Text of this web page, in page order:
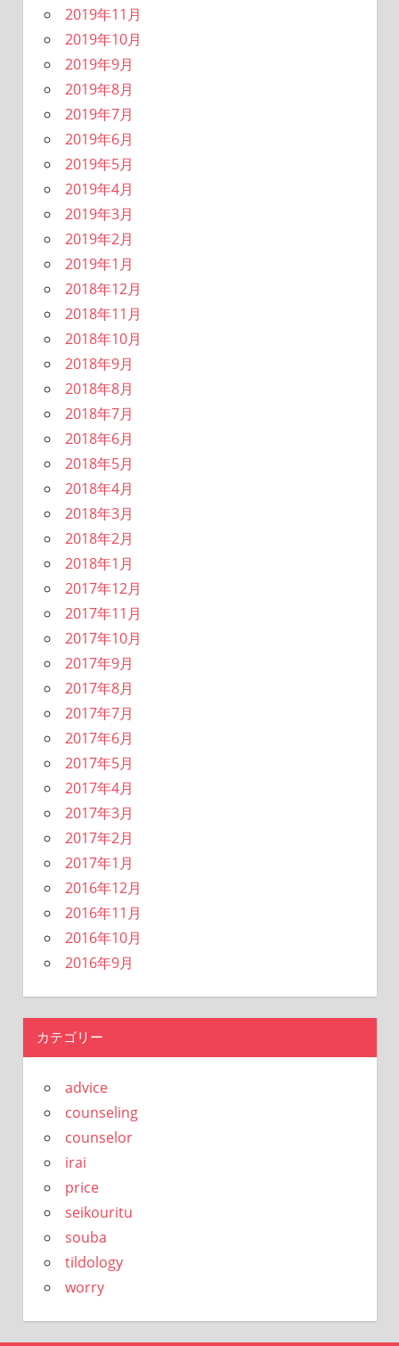
2019年11月
2019年10月
2019年9月
2019年8月
2019年7月
2019年6月
2019年5月
2019年4月
2019年3月
2019年2月
2019年1月
2018年12月
2018年11月
2018年10月
2018年9月
2018年8月
2018年7月
2018年6月
2018年5月
2018年4月
2018年3月
2018年2月
2018年1月
2017年12月
2017年11月
2017年10月
2017年9月
2017年8月
2017年7月
2017年6月
2017年5月
2017年4月
2017年3月
2017年2月
2017年1月
2016年12月
2016年11月
2016年10月
2016年9月
カテゴリー
advice
counseling
counselor
irai
price
seikouritu
souba
tildology
worry